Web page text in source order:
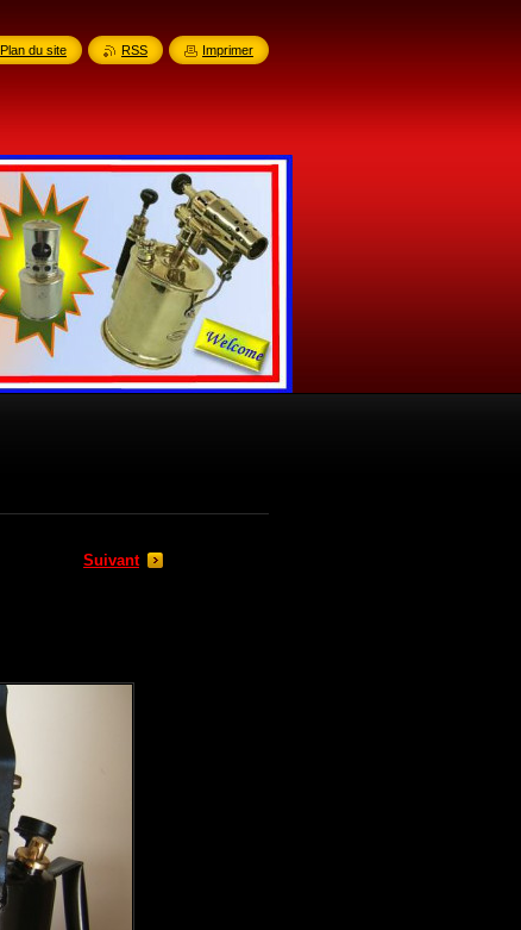
Suivant
Plan du site RSS Imprimer